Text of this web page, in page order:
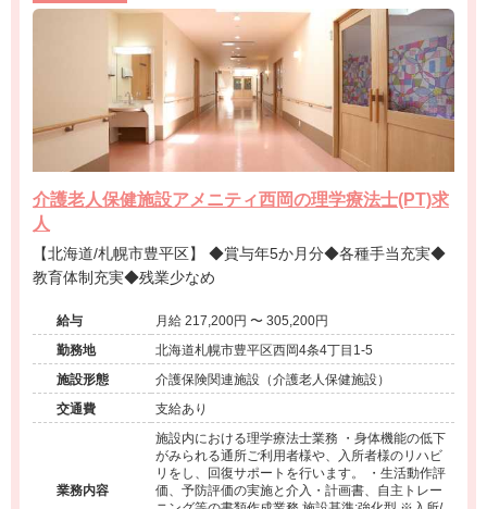
介護老人保健施設アメニティ西岡の理学療法士(PT)求
人
【北海道/札幌市豊平区】 ◆賞与年5か月分◆各種手当充実◆
教育体制充実◆残業少なめ
給与
月給 217,200円 〜 305,200円
勤務地
北海道札幌市豊平区西岡4条4丁目1-5
施設形態
介護保険関連施設（介護老人保健施設）
交通費
支給あり
業務内容
施設内における理学療法士業務 ・身体機能の低下
がみられる通所ご利用者様や、入所者様のリハビ
リをし、回復サポートを行います。 ・生活動作評
価、予防評価の実施と介入・計画書、自主トレー